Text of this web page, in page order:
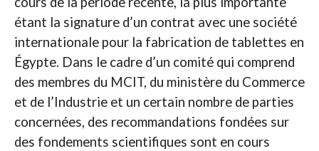
étant la signature d’un contrat avec une société
internationale pour la fabrication de tablettes en
Égypte. Dans le cadre d’un comité qui comprend
des membres du MCIT, du ministère du Commerce
et de l’Industrie et un certain nombre de parties
concernées, des recommandations fondées sur
des fondements scientifiques sont en cours